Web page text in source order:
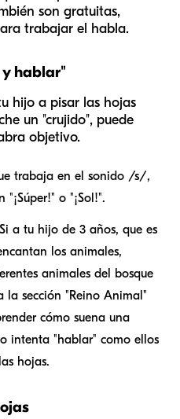
son gratuitas,
trabajar el habla.
hablar"
hijo a pisar las hojas
un "crujido", puede
objetivo.
trabaja en el sonido /s/,
o "¡Sol!".
Si a tu hijo de 3 años, que es
los animales,
animales del bosque
la sección "Reino Animal"
cómo suena una
intenta "hablar" como ellos
hojas.